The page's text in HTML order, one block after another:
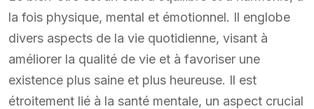
la fois physique, mental et émotionnel. Il englobe
divers aspects de la vie quotidienne, visant à
améliorer la qualité de vie et à favoriser une
existence plus saine et plus heureuse. Il est
étroitement lié à la santé mentale, un aspect crucial